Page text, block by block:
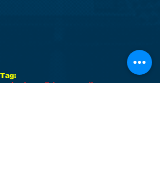
Tag:
casier dossonliste convocati